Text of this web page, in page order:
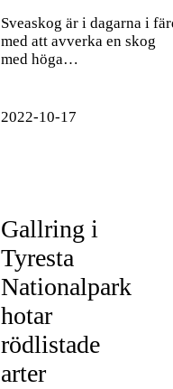
Sveaskog är i dagarna i
med att avverka en skog
med höga…
2022-10-17
Gallring i
Tyresta
Nationalpark
hotar
rödlistade
arter